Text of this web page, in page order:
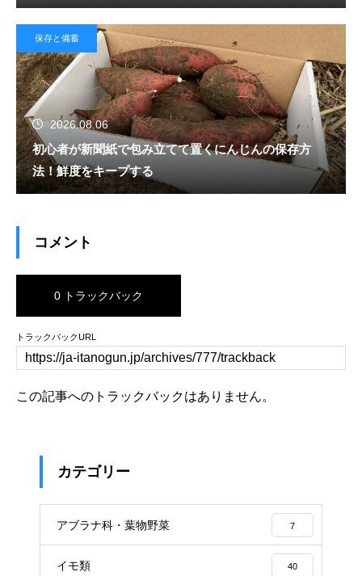
保存と備蓄
2026.08.06
初心者が新聞紙で包み立てて置くにんじんの保存方
法！鮮度をキープする
コメント
0 トラックバック
トラックバックURL
この記事へのトラックバックはありません。
カテゴリー
アブラナ科・葉物野菜 7
イモ類 40